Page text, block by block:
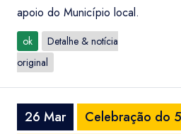
apoio do Município local.
ok
Detalhe & notícia
original
26 Mar
Celebração do